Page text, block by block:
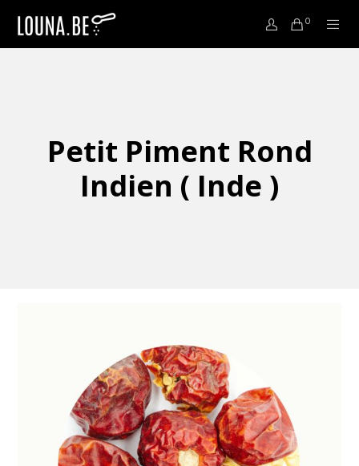
0
Petit Piment Rond
Indien ( Inde )